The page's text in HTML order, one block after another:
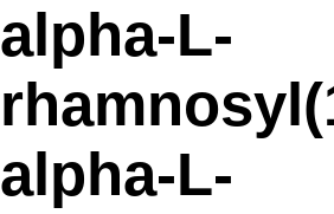
alpha-L-
alpha-L-